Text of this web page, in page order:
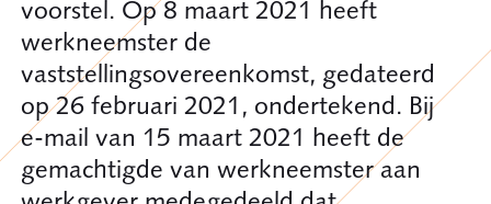
voorstel. Op 8 maart 2021 heeft
werkneemster de
vaststellingsovereenkomst, gedateerd
op 26 februari 2021, ondertekend. Bij
e-mail van 15 maart 2021 heeft de
gemachtigde van werkneemster aan